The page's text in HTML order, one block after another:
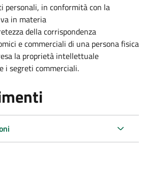
personali, in conformità con la
in materia
della corrispondenza
e commerciali di una persona fisica
la proprietà intellettuale
i segreti commerciali.